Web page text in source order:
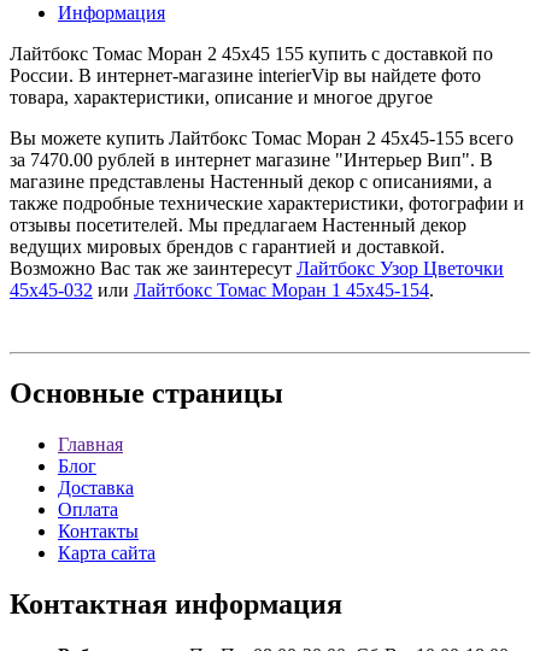
Информация
Лайтбокс Томас Моран 2 45x45 155 купить с доставкой по
России. В интернет-магазине interierVip вы найдете фото
товара, характеристики, описание и многое другое
Вы можете купить Лайтбокс Томас Моран 2 45x45-155 всего
за 7470.00 рублей в интернет магазине "Интерьер Вип". В
магазине представлены Настенный декор с описаниями, а
также подробные технические характеристики, фотографии и
отзывы посетителей. Мы предлагаем Настенный декор
ведущих мировых брендов с гарантией и доставкой.
Возможно Вас так же заинтересут Лайтбокс Узор Цветочки
45x45-032 или Лайтбокс Томас Моран 1 45x45-154.
Основные страницы
Главная
Блог
Доставка
Оплата
Контакты
Карта сайта
Контактная информация